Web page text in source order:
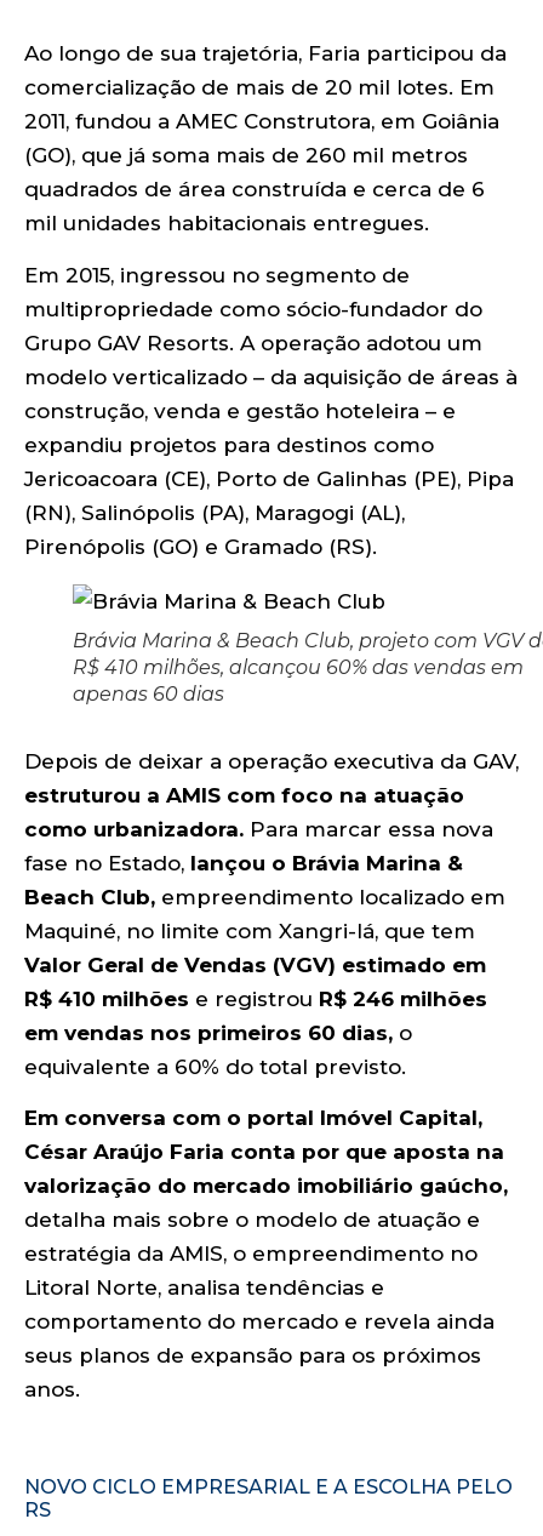
Ao longo de sua trajetória, Faria participou da
comercialização de mais de 20 mil lotes. Em
2011, fundou a AMEC Construtora, em Goiânia
(GO), que já soma mais de 260 mil metros
quadrados de área construída e cerca de 6
mil unidades habitacionais entregues.
Em 2015, ingressou no segmento de
multipropriedade como sócio-fundador do
Grupo GAV Resorts. A operação adotou um
modelo verticalizado – da aquisição de áreas à
construção, venda e gestão hoteleira – e
expandiu projetos para destinos como
Jericoacoara (CE), Porto de Galinhas (PE), Pipa
(RN), Salinópolis (PA), Maragogi (AL),
Pirenópolis (GO) e Gramado (RS).
Brávia Marina & Beach Club, projeto com VGV
R$ 410 milhões, alcançou 60% das vendas em
apenas 60 dias
Depois de deixar a operação executiva da GAV,
estruturou a AMIS com foco na atuação
como urbanizadora. Para marcar essa nova
fase no Estado, lançou o Brávia Marina &
Beach Club, empreendimento localizado em
Maquiné, no limite com Xangri-lá, que tem
Valor Geral de Vendas (VGV) estimado em
R$ 410 milhões e registrou R$ 246 milhões
em vendas nos primeiros 60 dias, o
equivalente a 60% do total previsto.
Em conversa com o portal Imóvel Capital,
César Araújo Faria conta por que aposta na
valorização do mercado imobiliário gaúcho,
detalha mais sobre o modelo de atuação e
estratégia da AMIS, o empreendimento no
Litoral Norte, analisa tendências e
comportamento do mercado e revela ainda
seus planos de expansão para os próximos
anos.
NOVO CICLO EMPRESARIAL E A ESCOLHA PELO
RS